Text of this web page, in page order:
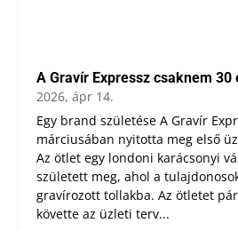
A Gravír Expressz csaknem 30
2026, ápr 14.
Egy brand születése A Gravír
márciusában nyitotta meg első
Az ötlet egy londoni karácsonyi
született meg, ahol a
gravírozott tollakba. Az ötletet
követte az üzleti terv...